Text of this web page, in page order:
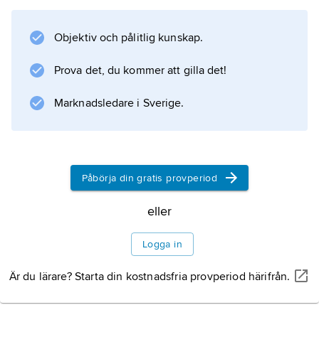
Objektiv och pålitlig kunskap.
Prova det, du kommer att gilla det!
Marknadsledare i Sverige.
Påbörja din gratis provperiod
eller
Logga in
Är du lärare? Starta din kostnadsfria provperiod härifrån.